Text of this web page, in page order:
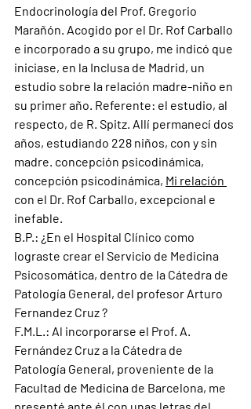
Endocrinología del Prof. Gregorio
Marañón. Acogido por el Dr. Rof Carballo
e incorporado a su grupo, me indicó que
iniciase, en la Inclusa de Madrid, un
estudio sobre la relación madre-niño en
su primer año. Referente: el estudio, al
respecto, de R. Spitz. Allí permanecí dos
años, estudiando 228 niños, con y sin
madre. concepción psicodinámica,
concepción psicodinámica, Mi relación
con el Dr. Rof Carballo, excepcional e
inefable.
B.P.: ¿En el Hospital Clínico como
lograste crear el Servicio de Medicina
Psicosomática, dentro de la Cátedra de
Patología General, del profesor Arturo
Fernandez Cruz ?
F.M.L.: Al incorporarse el Prof. A.
Fernández Cruz a la Cátedra de
Patología General, proveniente de la
Facultad de Medicina de Barcelona, me